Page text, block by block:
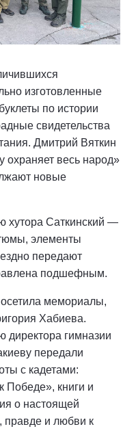
изготовленные
по истории
свидетельства
Дмитрий Вяткин
охраняет весь народ»
новые
хутора Саткинский —
элементы
передают
подшефным.
мемориалы,
Хабиева.
директора гимназии
передали
с кадетами:
Победе», книги и
о настоящей
правде и любви к